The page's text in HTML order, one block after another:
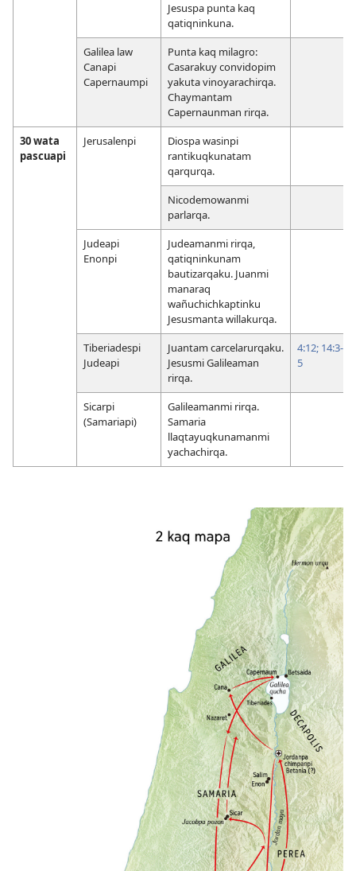
Jesuspa punta kaq
qatiqninkuna.
Galilea law
Canapi
Capernaumpi
Punta kaq milagro:
Casarakuy convidopim
yakuta vinoyarachirqa.
Chaymantam
Capernaunman rirqa.
30 wata
pascuapi
Jerusalenpi
Diospa wasinpi
rantikuqkunatam
qarqurqa.
Nicodemowanmi
parlarqa.
Judeapi
Enonpi
Judeamanmi rirqa,
qatiqninkunam
bautizarqaku. Juanmi
manaraq
wañuchichkaptinku
Jesusmanta willakurqa.
Tiberiadespi
Judeapi
Juantam carcelarurqaku.
Jesusmi Galileaman
rirqa.
4:12; 14:3-
5
Sicarpi
(Samariapi)
Galileamanmi rirqa.
Samaria
llaqtayuqkunamanmi
yachachirqa.